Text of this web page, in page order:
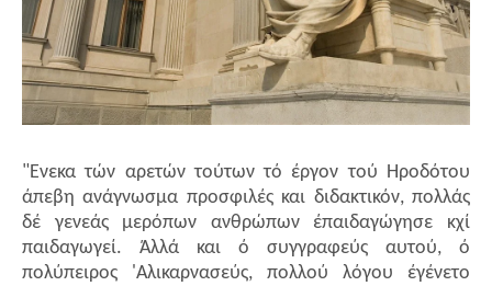
"Ενεκα τών αρετών τούτων τό έργον τού Ηροδότου
άπεβη ανάγνωσμα προσφιλές και διδακτικόν, πολλάς
δέ γενεάς μερόπων ανθρώπων έπαιδαγώγησε κχί
παιδαγωγεί. Άλλά και ό συγγραφεύς αυτού, ό
πολύπειρος 'Αλικαρνασεύς, πολλού λόγου έγένετο